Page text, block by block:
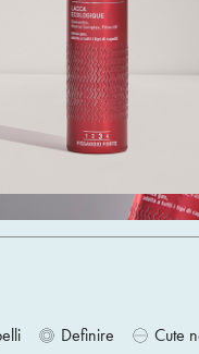
rapidamente
appesantire i tuoi
Definire Cute